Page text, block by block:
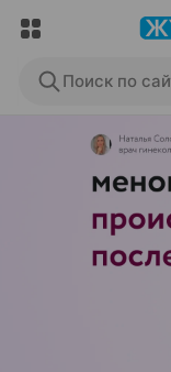
Поиск по